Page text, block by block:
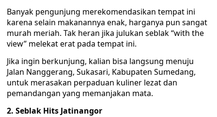
Banyak pengunjung merekomendasikan tempat ini
karena selain makanannya enak, harganya pun sangat
murah meriah. Tak heran jika julukan seblak “with the
view” melekat erat pada tempat ini.
Jika ingin berkunjung, kalian bisa langsung menuju
Jalan Nanggerang, Sukasari, Kabupaten Sumedang,
untuk merasakan perpaduan kuliner lezat dan
pemandangan yang memanjakan mata.
2. Seblak Hits Jatinangor